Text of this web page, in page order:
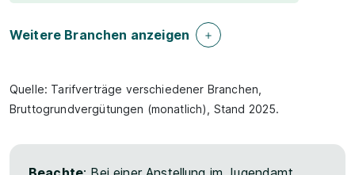
Weitere Branchen anzeigen
Quelle: Tarifverträge verschiedener Branchen,
Bruttogrundvergütungen (monatlich), Stand 2025.